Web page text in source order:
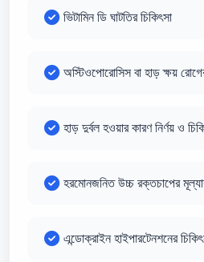
ভিটামিন ডি ঘাটতির চিকিৎসা
অস্টিওপোরোসিস বা হাড় ক্ষয়
হাড় দুর্বল হওয়ার কারণ নির্ণয় ও
হরমোনজনিত উচ্চ রক্তচাপের
এন্ডোক্রাইন হাইপারটেনশনের